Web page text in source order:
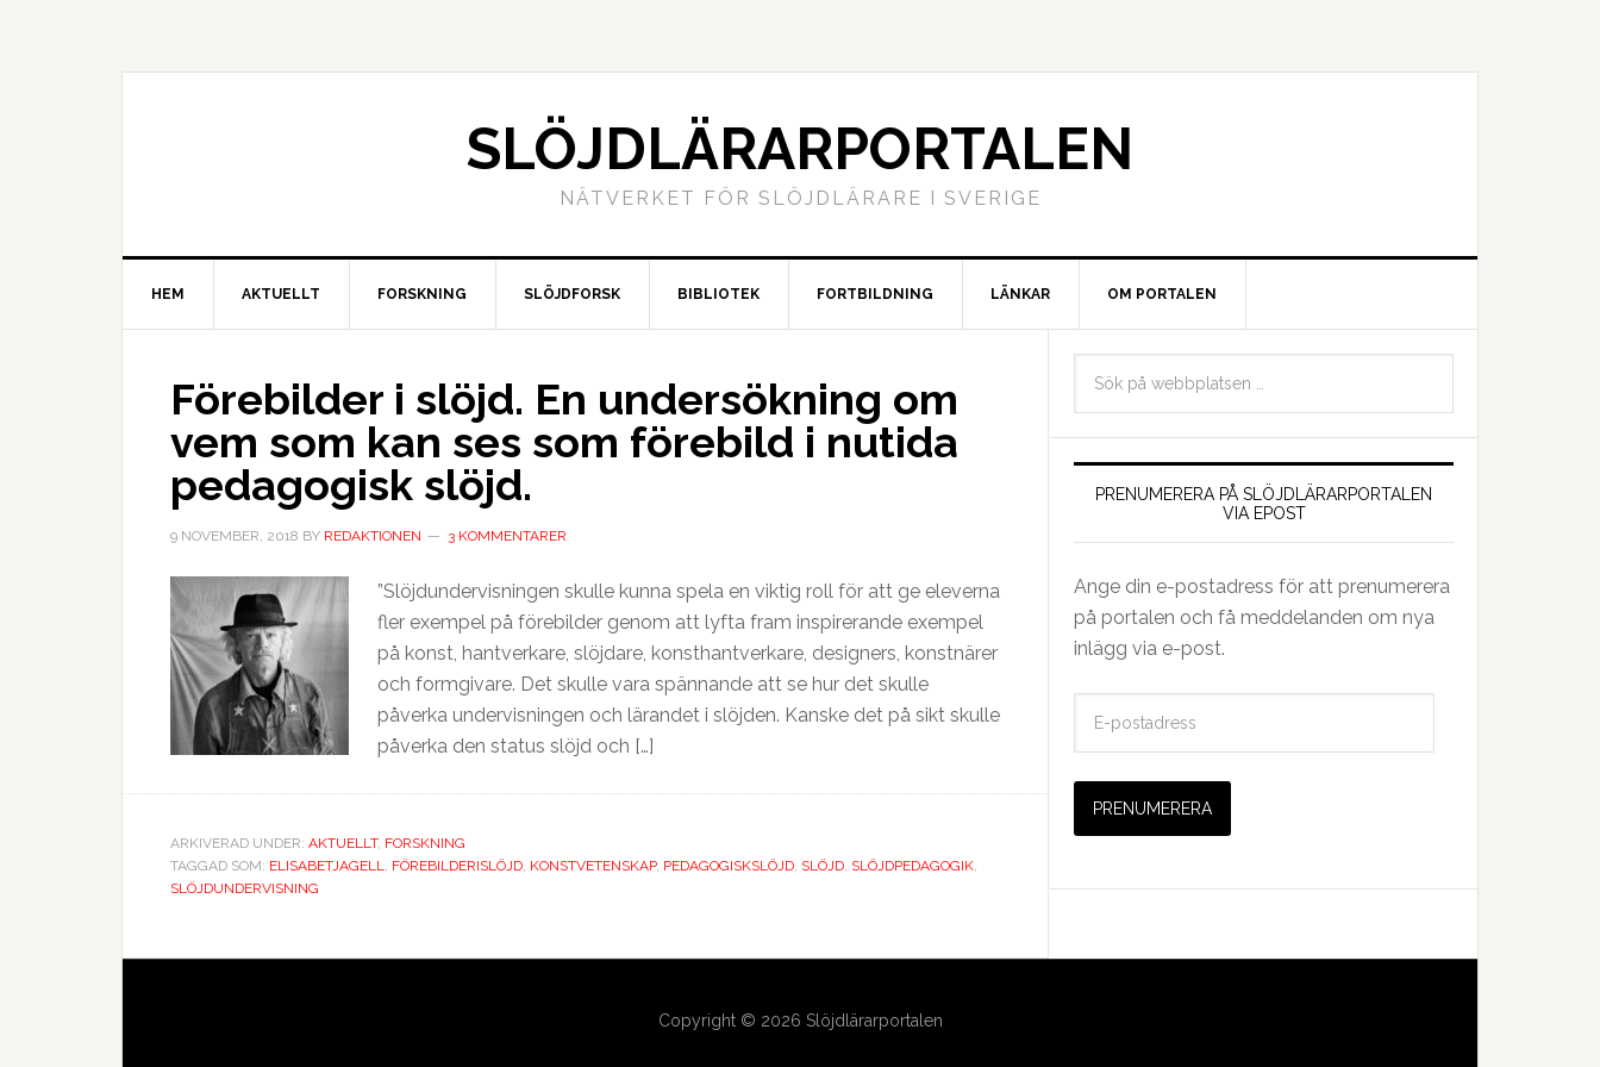
SLÖJDLÄRARPORTALEN
NÄTVERKET FÖR SLÖJDLÄRARE I SVERIGE
HEM AKTUELLT FORSKNING SLÖJDFORSK BIBLIOTEK FORTBILDNING LÄNKAR OM PORTALEN
Förebilder i slöjd. En undersökning om
vem som kan ses som förebild i nutida
pedagogisk slöjd.
9 NOVEMBER, 2018 BY REDAKTIONEN 3 KOMMENTARER
”Slöjdundervisningen skulle kunna spela en viktig roll för att ge eleverna
fler exempel på förebilder genom att lyfta fram inspirerande exempel
på konst, hantverkare, slöjdare, konsthantverkare, designers, konstnärer
och formgivare. Det skulle vara spännande att se hur det skulle
påverka undervisningen och lärandet i slöjden. Kanske det på sikt skulle
påverka den status slöjd och […]
ARKIVERAD UNDER: AKTUELLT, FORSKNING
TAGGAD SOM: ELISABETJAGELL, FÖREBILDERISLÖJD, KONSTVETENSKAP, PEDAGOGISKSLÖJD, SLÖJD, SLÖJDPEDAGOGIK,
SLÖJDUNDERVISNING
PRENUMERERA PÅ SLÖJDLÄRARPORTALEN
VIA EPOST
Ange din e-postadress för att prenumerera
på portalen och få meddelanden om nya
inlägg via e-post.
s
a
r
Copyright © 2026 Slöjdlärarportalen